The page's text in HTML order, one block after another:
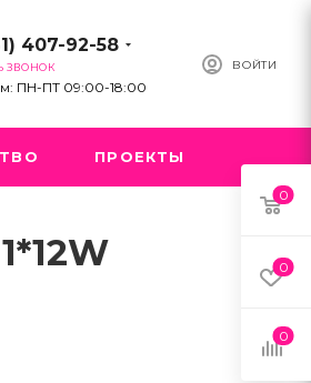
ВОЙТИ
407-92-58
ЗВОНОК
ПН-ПТ 09:00-18:00
ПРОЕКТЫ
0
0
0